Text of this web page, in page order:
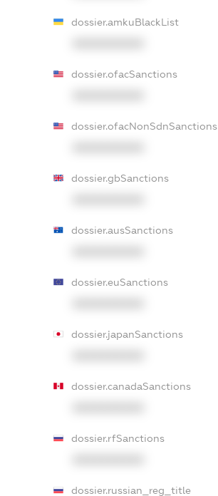
dossier.amkuBlackList
dossier.ofacSanctions
dossier.ofacNonSdnSanctions
dossier.gbSanctions
dossier.ausSanctions
dossier.euSanctions
dossier.japanSanctions
dossier.canadaSanctions
dossier.rfSanctions
dossier.russian_reg_title